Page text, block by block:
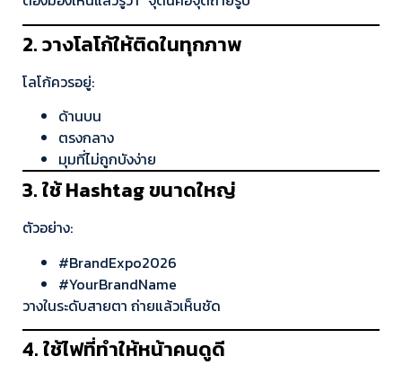
2. วางโลโก้ให้ติดในทุกภาพ
โลโก้ควรอยู่:
ด้านบน
ตรงกลาง
มุมที่ไม่ถูกบังง่าย
3. ใช้ Hashtag ขนาดใหญ่
ตัวอย่าง:
#BrandExpo2026
#YourBrandName
วางในระดับสายตา ถ่ายแล้วเห็นชัด
4. ใช้ไฟที่ทำให้หน้าคนดูดี